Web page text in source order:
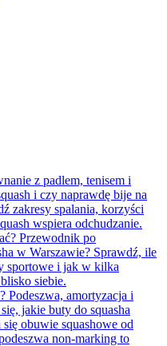
z padlem, tenisem i
i czy naprawdę bije na
zakresy spalania, korzyści
wspiera odchudzanie.
Przewodnik po
w Warszawie? Sprawdź, ile
sportowe i jak w kilka
siebie.
Podeszwa, amortyzacja i
jakie buty do squasha
obuwie squashowe od
non-marking to